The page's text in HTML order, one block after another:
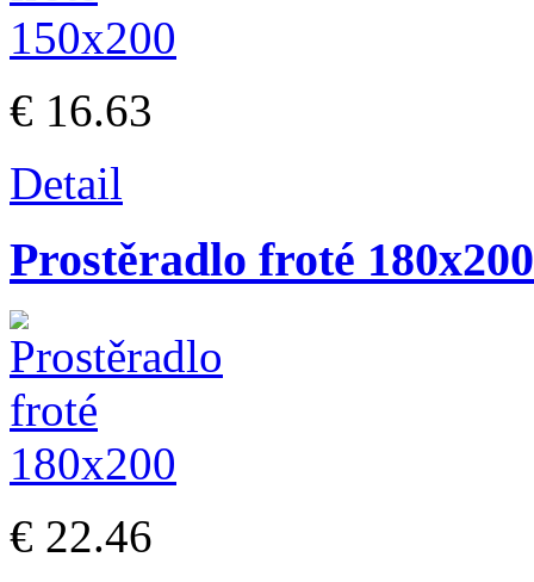
€ 16.63
Detail
Prostěradlo froté 180x200
€ 22.46